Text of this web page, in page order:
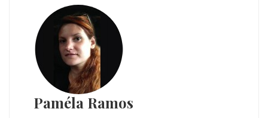
Paméla Ramos